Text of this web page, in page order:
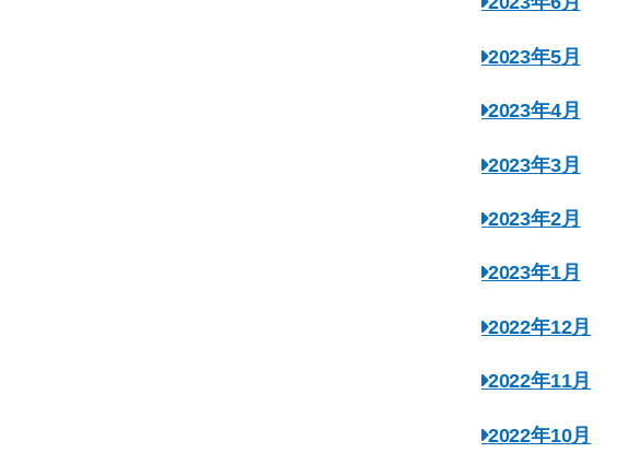
2023年5月
2023年4月
2023年3月
2023年2月
2023年1月
2022年12月
2022年11月
2022年10月